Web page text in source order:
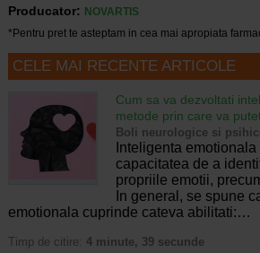
Producator: NOVARTIS
*Pentru pret te asteptam in cea mai apropiata
CELE MAI RECENTE ARTICOLE
Cum sa va dezvoltati
metode prin care va
Boli neurologice si
Inteligenta
capacitatea de a
propriile emotii,
In general, se spune
emotionala cuprinde cateva abilitati:…
Timp de citire: 4 minute, 39 secunde